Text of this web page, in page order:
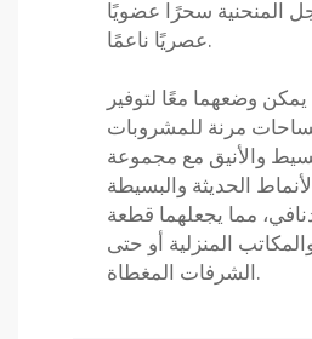
المنحنية سحرًا عضويًا
عصريًا ناعمًا.
وضعهما معًا لتوفير
مرنة للمشروبات
والأنيق مع مجموعة
الحديثة والبسيطة
مما يجعلهما قطعة
المنزلية أو حتى
الشرفات المغطاة.